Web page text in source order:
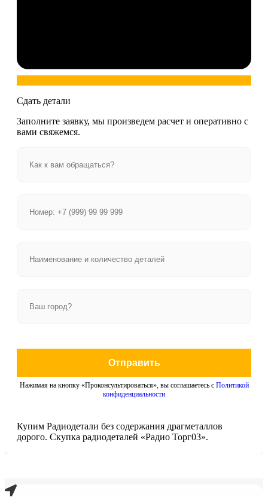
Сдать детали
Заполните заявку, мы произведем расчет и оперативно с
вами свяжемся.
Отправить
Нажимая на кнопку «Проконсультироваться», вы соглашаетесь с Политикой
конфиденциальности
Купим Радиодетали без содержания драгметаллов
дорого. Скупка радиодеталей «Радио Торг03».